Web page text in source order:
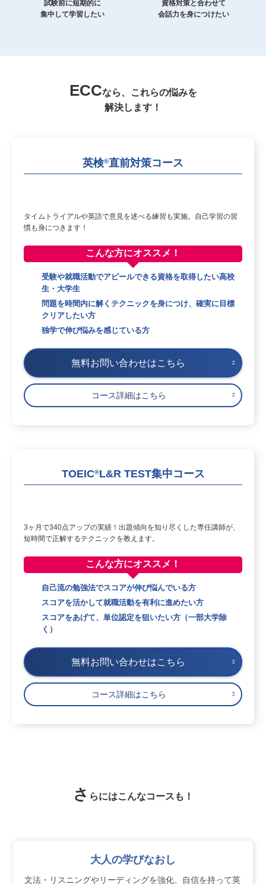
試験前に短期的に
集中して学習したい
資格対策と合わせて
会話力を身につけたい
ECCなら、これらの悩みを
解決します！
英検®直前対策コース
タイムトライアルや英語で意見を述べる練習も実施。自己学習の習
慣も身につきます！
こんな方にオススメ！
受験や就職活動でアピールできる資格を取得したい高校
生・大学生
問題を時間内に解くテクニックを身につけ、確実に目標
クリアしたい方
独学で伸び悩みを感じている方
無料お問い合わせはこちら
コース詳細はこちら
TOEIC®L&R TEST集中コース
3ヶ月で340点アップの実績！出題傾向を知り尽くした専任講師が、
短時間で正解するテクニックを教えます。
こんな方にオススメ！
自己流の勉強法でスコアが伸び悩んでいる方
スコアを活かして就職活動を有利に進めたい方
スコアをあげて、単位認定を狙いたい方（一部大学除
く）
無料お問い合わせはこちら
コース詳細はこちら
さ らにはこんなコースも！
大人の学びなおし
文法・リスニングやリーディングを強化、自信を持って英